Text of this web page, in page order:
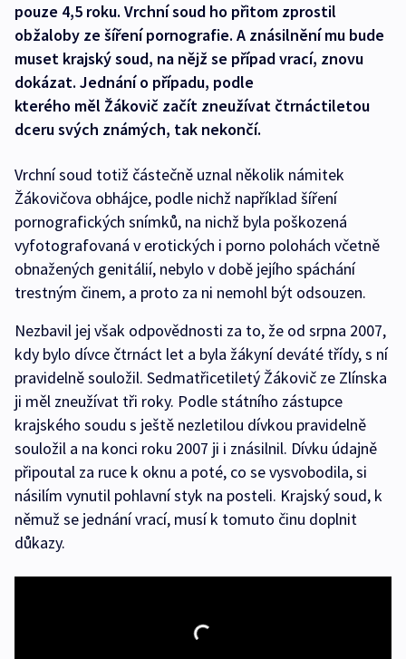
pouze 4,5 roku. Vrchní soud ho přitom zprostil
obžaloby ze šíření pornografie. A znásilnění mu bude
muset krajský soud, na nějž se případ vrací, znovu
dokázat. Jednání o případu, podle
kterého měl Žákovič začít zneužívat čtrnáctiletou
dceru svých známých, tak nekončí.
Vrchní soud totiž částečně uznal několik námitek
Žákovičova obhájce, podle nichž například šíření
pornografických snímků, na nichž byla poškozená
vyfotografovaná v erotických i porno polohách včetně
obnažených genitálií, nebylo v době jejího spáchání
trestným činem, a proto za ni nemohl být odsouzen.
Nezbavil jej však odpovědnosti za to, že od srpna 2007,
kdy bylo dívce čtrnáct let a byla žákyní deváté třídy, s ní
pravidelně souložil. Sedmatřicetiletý Žákovič ze Zlínska
ji měl zneužívat tři roky. Podle státního zástupce
krajského soudu s ještě nezletilou dívkou pravidelně
souložil a na konci roku 2007 ji i znásilnil. Dívku údajně
připoutal za ruce k oknu a poté, co se vysvobodila, si
násilím vynutil pohlavní styk na posteli. Krajský soud, k
němuž se jednání vrací, musí k tomuto činu doplnit
důkazy.